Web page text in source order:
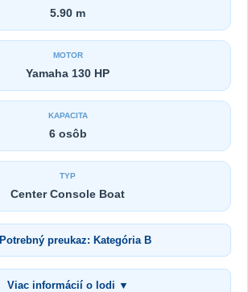
5.90 m
MOTOR
Yamaha 130 HP
KAPACITA
6 osôb
TYP
Center Console Boat
Potrebný preukaz: Kategória B
Viac informácií o lodi ▼